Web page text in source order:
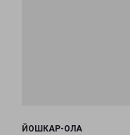
ЙОШКАР-ОЛА